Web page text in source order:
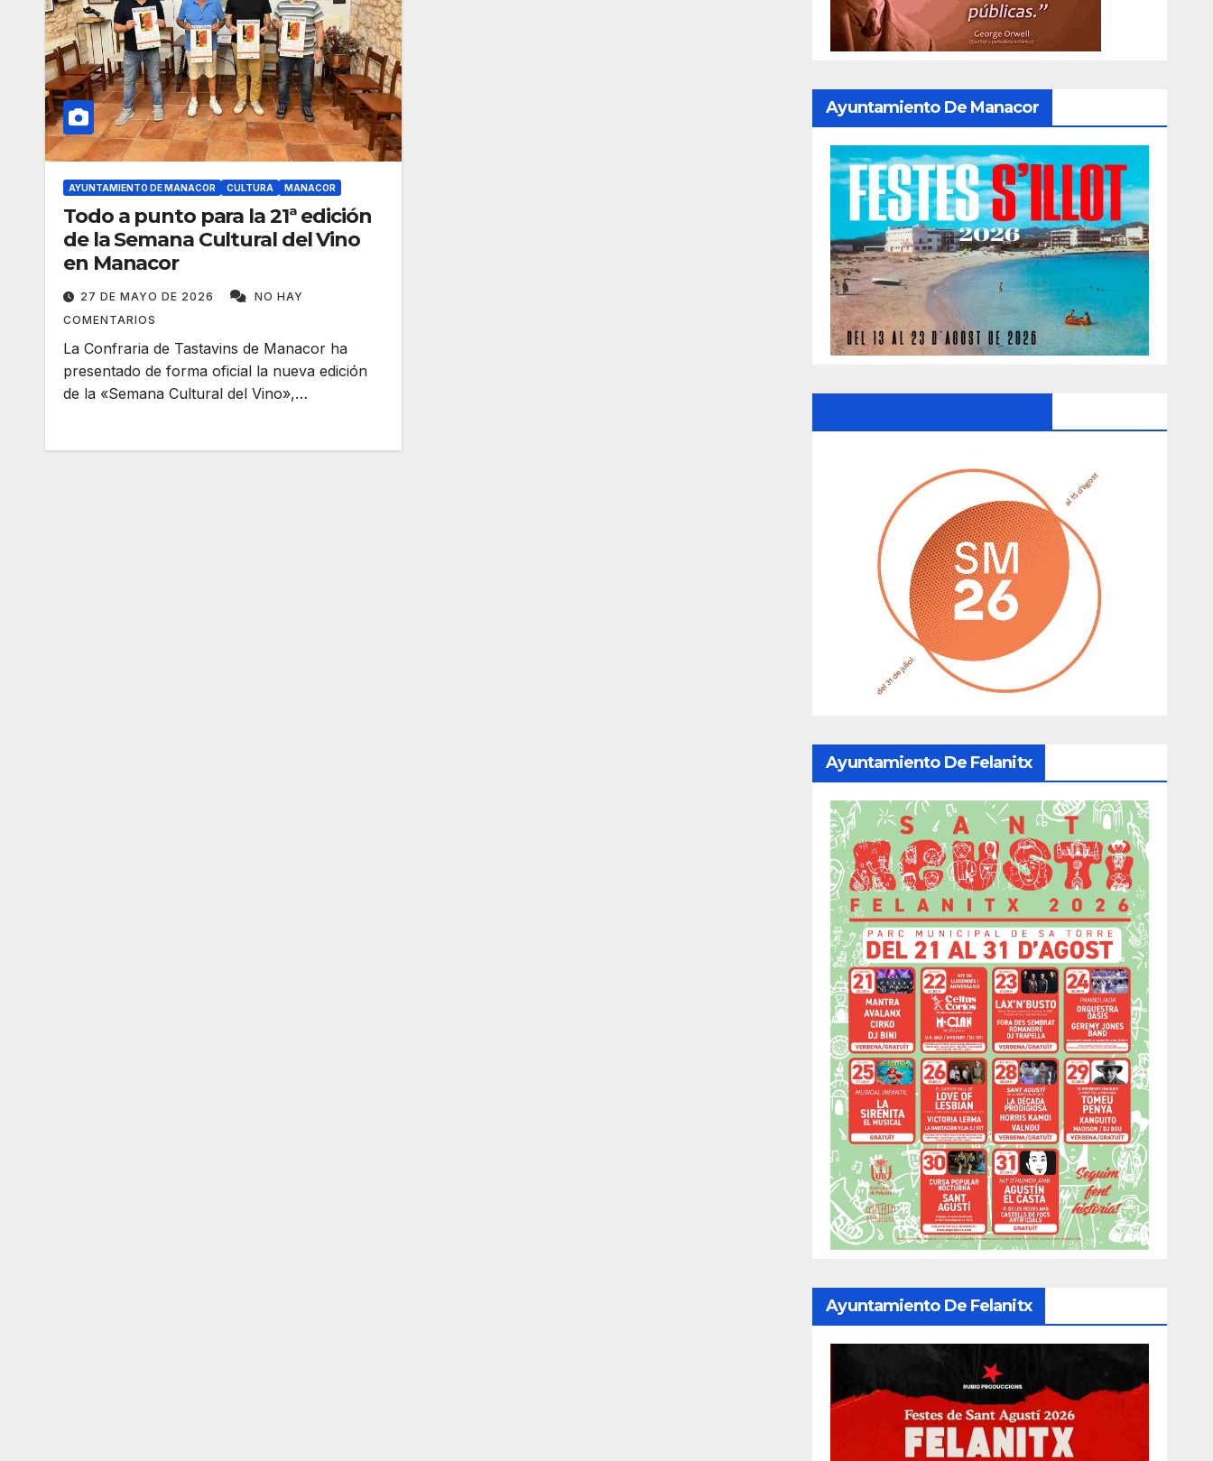
AYUNTAMIENTO DE MANACOR CULTURA MANACOR
Todo a punto para la 21ª edición
de la Semana Cultural del Vino
en Manacor
27 DE MAYO DE 2026
NO HAY
COMENTARIOS
La Confraria de Tastavins de Manacor ha
presentado de forma oficial la nueva edición
de la «Semana Cultural del Vino»,…
Ayuntamiento De Manacor
Ayuntamiento De Felanitx
Ayuntamiento De Felanitx